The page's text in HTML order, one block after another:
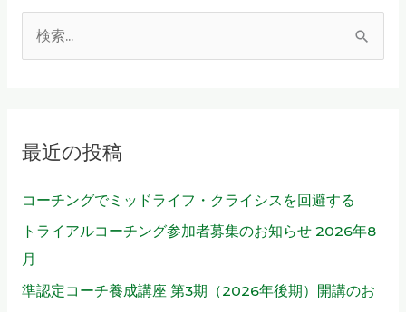
:最近の投稿
コーチングでミッドライフ・クライシスを回避する
トライアルコーチング参加者募集のお知らせ 2026年8
月
準認定コーチ養成講座 第3期（2026年後期）開講のお